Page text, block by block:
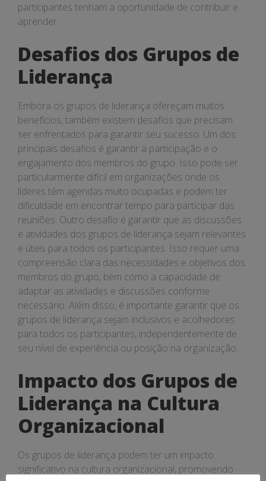
participantes tenham a oportunidade de contribuir e
aprender.
Desafios dos Grupos de
Liderança
Embora os grupos de liderança ofereçam muitos
benefícios, também existem desafios que precisam
ser enfrentados para garantir seu sucesso. Um dos
principais desafios é garantir a participação e o
engajamento dos membros do grupo. Isso pode ser
particularmente difícil em organizações onde os
líderes têm agendas muito ocupadas e podem ter
dificuldade em encontrar tempo para participar das
reuniões. Outro desafio é garantir que as discussões
e atividades dos grupos de liderança sejam relevantes
e úteis para todos os participantes. Isso requer uma
compreensão clara das necessidades e objetivos dos
membros do grupo, bem como a capacidade de
adaptar as atividades e discussões conforme
necessário. Além disso, é importante garantir que os
grupos de liderança sejam inclusivos e acolhedores
para todos os participantes, independentemente de
seu nível de experiência ou posição na organização.
Impacto dos Grupos de
Liderança na Cultura
Organizacional
Os grupos de liderança podem ter um impacto
significativo na cultura organizacional, promovendo